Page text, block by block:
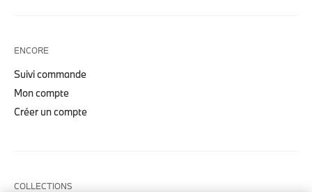
ENCORE
Suivi commande
Mon compte
Créer un compte
COLLECTIONS